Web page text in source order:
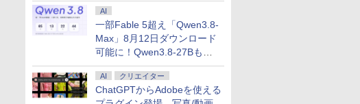
AI
一部Fable 5超え「Qwen3.8-
Max」8月12日ダウンロード
可能に！Qwen3.8-27Bも順
次
AI クリエイター
ChatGPTからAdobeを使える